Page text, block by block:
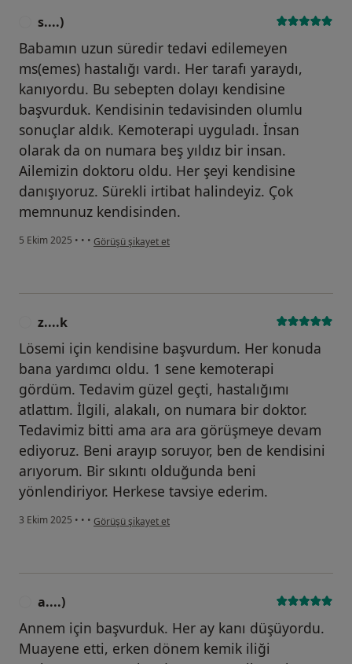
s....)
Babamın uzun süredir tedavi edilemeyen
ms(emes) hastalığı vardı. Her tarafı yaraydı,
kanıyordu. Bu sebepten dolayı kendisine
başvurduk. Kendisinin tedavisinden olumlu
sonuçlar aldık. Kemoterapi uyguladı. İnsan
olarak da on numara beş yıldız bir insan.
Ailemizin doktoru oldu. Her şeyi kendisine
danışıyoruz. Sürekli irtibat halindeyiz. Çok
memnunuz kendisinden.
5 Ekim 2025 • • • kullanıcının görüşüne göre s....)
Görüşü şikayet et
z....k
Lösemi için kendisine başvurdum. Her konuda
bana yardımcı oldu. 1 sene kemoterapi
gördüm. Tedavim güzel geçti, hastalığımı
atlattım. İlgili, alakalı, on numara bir doktor.
Tedavimiz bitti ama ara ara görüşmeye devam
ediyoruz. Beni arayıp soruyor, ben de kendisini
arıyorum. Bir sıkıntı olduğunda beni
yönlendiriyor. Herkese tavsiye ederim.
3 Ekim 2025 • • • kullanıcının görüşüne göre z....k
Görüşü şikayet et
a....)
Annem için başvurduk. Her ay kanı düşüyordu.
Muayene etti, erken dönem kemik iliği